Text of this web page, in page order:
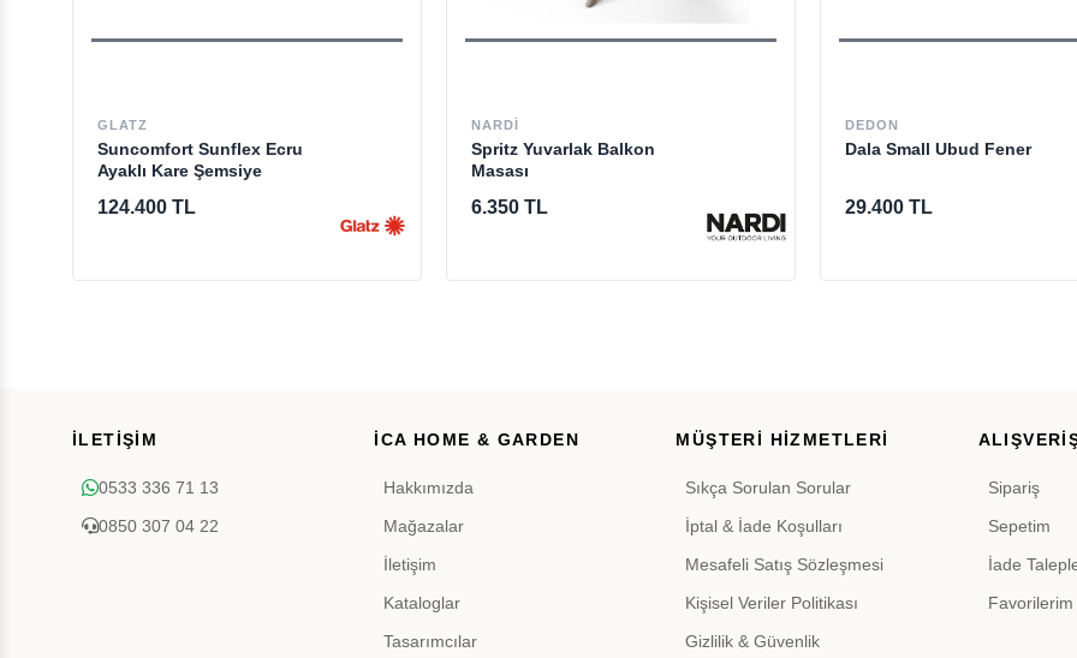
GLATZ
Suncomfort Sunflex Ecru
Ayaklı Kare Şemsiye
124.400 TL
NARDI
Spritz Yuvarlak Balkon
Masası
6.350 TL
DEDON
Dala Small Ubud Fener
29.400 TL
İLETİŞİM
0533 336 71 13
0850 307 04 22
İCA HOME & GARDEN
Hakkımızda
Mağazalar
İletişim
Kataloglar
Tasarımcılar
MÜŞTERİ HİZMETLERİ
Sıkça Sorulan Sorular
İptal & İade Koşulları
Mesafeli Satış Sözleşmesi
Kişisel Veriler Politikası
Gizlilik & Güvenlik
Sipariş
Sepetim
İade
Favorilerim